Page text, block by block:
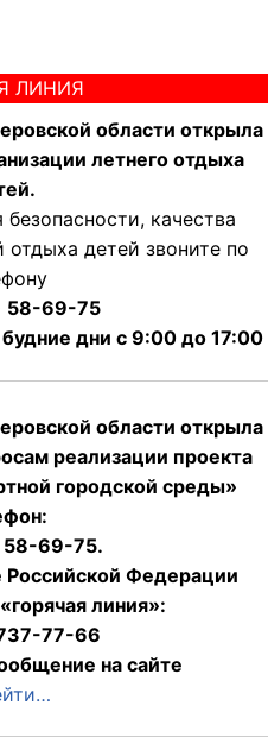
ЛИНИЯ
области открыла
летнего отдыха
качества
отдыха детей звоните по
58-69-75
дни с 9:00 до 17:00
области открыла
реализации проекта
городской среды»
69-75.
Федерации
линия»:
77-66
на сайте